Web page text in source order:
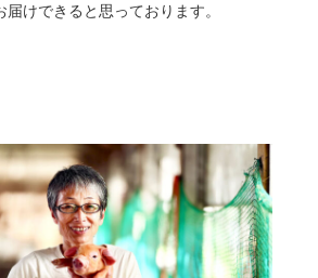
けできると思っております。